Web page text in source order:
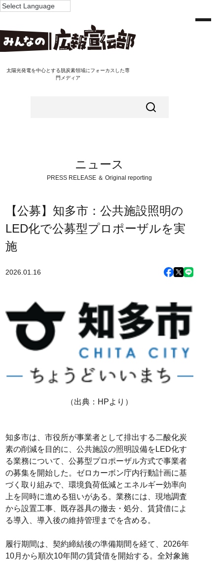
太陽光発電を中心とする脱炭素領域にフォーカスした専
門メディア
ニュース
PRESS RELEASE ＆ Original reporting
【公募】知多市：公共施設照明の
LED化で公募型プロポーザルを実
施
2026.01.16
（出典：HPより）
知多市は、市役所が事業者として排出する二酸化炭
素の削減を目的に、公共施設の照明設備をLED化す
る業務について、公募型プロポーザル方式で事業者
の募集を開始した。ゼロカーボン庁内行動計画に基
づく取り組みで、環境負荷低減とエネルギー効率向
上を同時に進める狙いがある。業務には、現地調査
から設置工事、既存器具の撤去・処分、賃貸借によ
る導入、導入後の維持管理までを含める。
履行期間は、契約締結後の準備期間を経て、2026年
10月から順次10年間の賃貸借を開始する。全対象施